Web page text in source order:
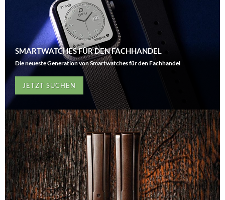
SMARTWATCHES FÜR DEN FACHHANDEL
Die neueste Generation von Smartwatches für den Fachhandel
JETZT SUCHEN